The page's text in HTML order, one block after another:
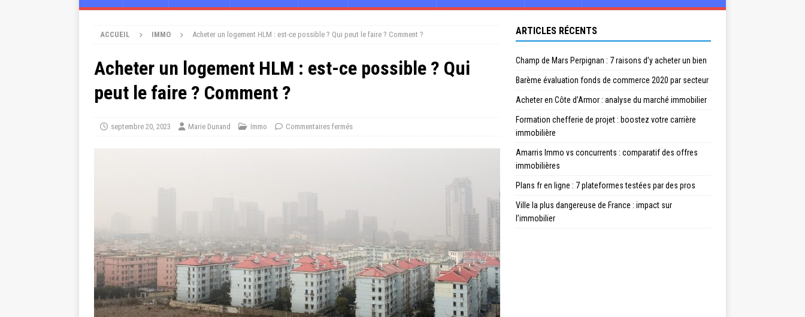
ACCUEIL IMMO Acheter un logement HLM : est-ce possible ? Qui peut le faire ? Comment ?
Acheter un logement HLM : est-ce possible ? Qui
peut le faire ? Comment ?
septembre 20, 2023 Marie Dunand Immo Commentaires fermés
ARTICLES RÉCENTS
Champ de Mars Perpignan : 7 raisons d’y acheter un bien
Barème évaluation fonds de commerce 2020 par secteur
Acheter en Côte d’Armor : analyse du marché immobilier
Formation chefferie de projet : boostez votre carrière
immobilière
Amarris Immo vs concurrents : comparatif des offres
immobilières
Plans fr en ligne : 7 plateformes testées par des pros
Ville la plus dangereuse de France : impact sur
l’immobilier